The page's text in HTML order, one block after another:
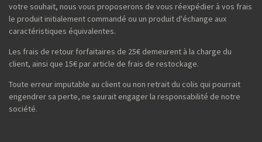
votre souhait, nous vous proposerons de vous réexpédier à vos frais
le produit initialement commandé ou un produit d'échange aux
caractéristiques équivalentes.
Les frais de retour forfaitaires de 25€ demeurent à la charge du
client, ainsi que 15€ par article de frais de restockage.
Toute erreur imputable au client ou non retrait du colis qui pourrait
engendrer sa perte, ne saurait engager la responsabilité de notre
société.